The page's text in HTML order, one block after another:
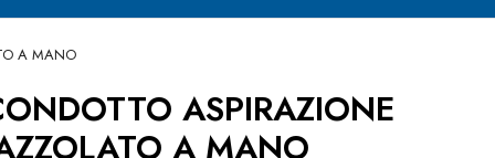
A MANO
ASPIRAZIONE
A MANO